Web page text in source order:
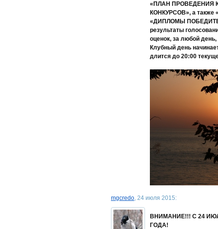
«ПЛАН ПРОВЕДЕНИЯ
КОНКУРСОВ», а
«ДИПЛОМЫ
результаты
оценок, за любой
Клубный день
длится до 20:00
mgcredo, 24 июля 2015:
ВНИМАНИЕ!!! С 24
ГОДА!